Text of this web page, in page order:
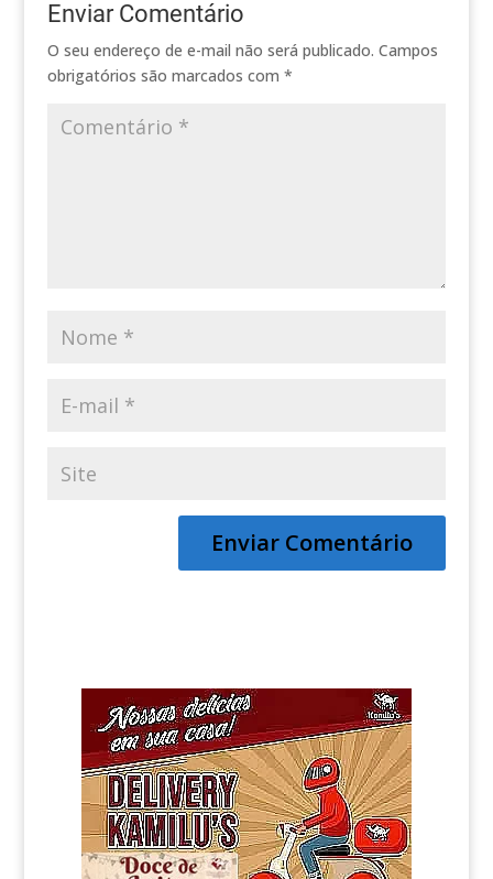
Enviar Comentário
O seu endereço de e-mail não será publicado. Campos
obrigatórios são marcados com *